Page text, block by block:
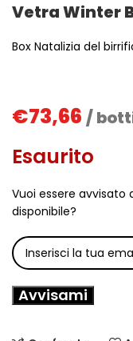
Vetra Winter
Box Natalizia del
€73,66 /
Esaurito
Vuoi essere
disponibile?
Avvisami